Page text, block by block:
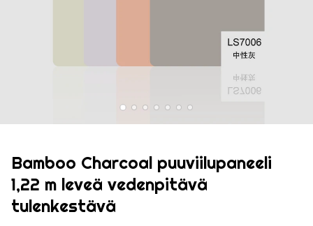
Bamboo Charcoal puuviilupaneeli
1,22 m leveä vedenpitävä
tulenkestävä